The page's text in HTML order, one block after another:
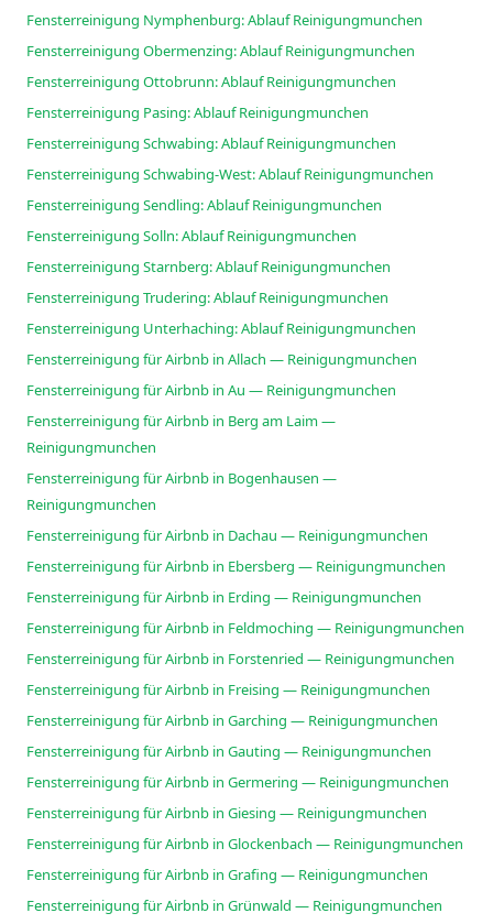
Fensterreinigung Nymphenburg: Ablauf Reinigungmunchen
Fensterreinigung Obermenzing: Ablauf Reinigungmunchen
Fensterreinigung Ottobrunn: Ablauf Reinigungmunchen
Fensterreinigung Pasing: Ablauf Reinigungmunchen
Fensterreinigung Schwabing: Ablauf Reinigungmunchen
Fensterreinigung Schwabing-West: Ablauf Reinigungmunchen
Fensterreinigung Sendling: Ablauf Reinigungmunchen
Fensterreinigung Solln: Ablauf Reinigungmunchen
Fensterreinigung Starnberg: Ablauf Reinigungmunchen
Fensterreinigung Trudering: Ablauf Reinigungmunchen
Fensterreinigung Unterhaching: Ablauf Reinigungmunchen
Fensterreinigung für Airbnb in Allach — Reinigungmunchen
Fensterreinigung für Airbnb in Au — Reinigungmunchen
Fensterreinigung für Airbnb in Berg am Laim —
Reinigungmunchen
Fensterreinigung für Airbnb in Bogenhausen —
Reinigungmunchen
Fensterreinigung für Airbnb in Dachau — Reinigungmunchen
Fensterreinigung für Airbnb in Ebersberg — Reinigungmunchen
Fensterreinigung für Airbnb in Erding — Reinigungmunchen
Fensterreinigung für Airbnb in Feldmoching — Reinigungmunchen
Fensterreinigung für Airbnb in Forstenried — Reinigungmunchen
Fensterreinigung für Airbnb in Freising — Reinigungmunchen
Fensterreinigung für Airbnb in Garching — Reinigungmunchen
Fensterreinigung für Airbnb in Gauting — Reinigungmunchen
Fensterreinigung für Airbnb in Germering — Reinigungmunchen
Fensterreinigung für Airbnb in Giesing — Reinigungmunchen
Fensterreinigung für Airbnb in Glockenbach — Reinigungmunchen
Fensterreinigung für Airbnb in Grafing — Reinigungmunchen
Fensterreinigung für Airbnb in Grünwald — Reinigungmunchen